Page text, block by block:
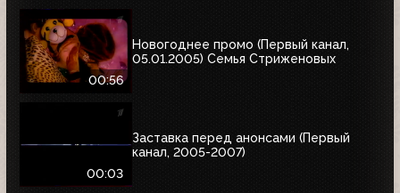
00:56
Новогоднее промо (Первый канал,
05.01.2005) Семья Стриженовых
00:03
Заставка перед анонсами (Первый
канал, 2005-2007)